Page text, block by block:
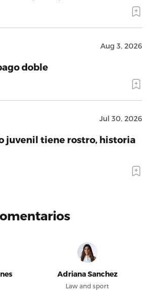
Aug 3, 2026
doble
Jul 30, 2026
juvenil tiene rostro, historia
Adriana Sanchez
Law and sport